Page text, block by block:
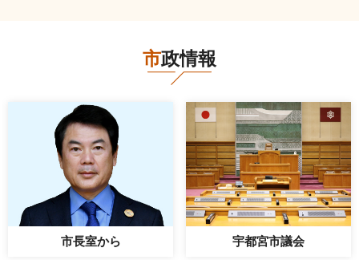
市政情報
市長室から 宇都宮市議会